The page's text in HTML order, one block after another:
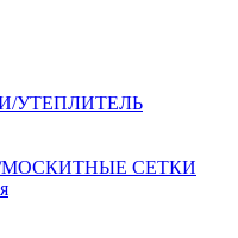
УТЕПЛИТЕЛЬ
СЕТКИ